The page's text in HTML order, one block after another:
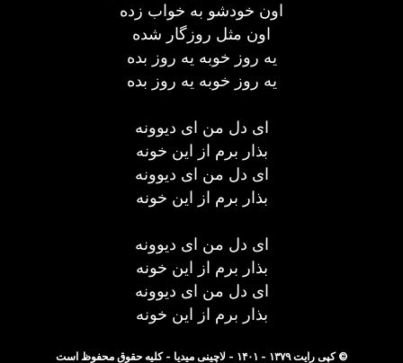
اون خودشو به خواب زده
اون مثل روزگار شده
یه روز خوبه یه روز بده
یه روز خوبه یه روز بده
ای دل من ای دیوونه
بذار برم از این خونه
ای دل من ای دیوونه
بذار برم از این خونه
ای دل من ای دیوونه
بذار برم از این خونه
ای دل من ای دیوونه
بذار برم از این خونه
© کپی رایت ۱۳۷۹ - ۱۴۰۱ - لاچینی میدیا - کلیه حقوق محفوظ است